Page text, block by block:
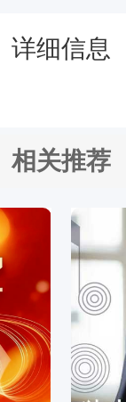
详细信息
相关推荐